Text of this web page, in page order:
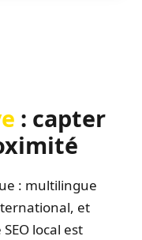
: capter
: multilingue
et
local est